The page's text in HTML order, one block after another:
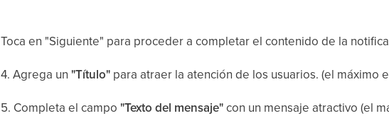
Toca en "Siguiente" para proceder a completar el contenido de la
4. Agrega un"Título" para atraer la atención de los usuarios. (el máximo
5. Completa el campo"Texto del mensaje"con un mensaje atractivo (el